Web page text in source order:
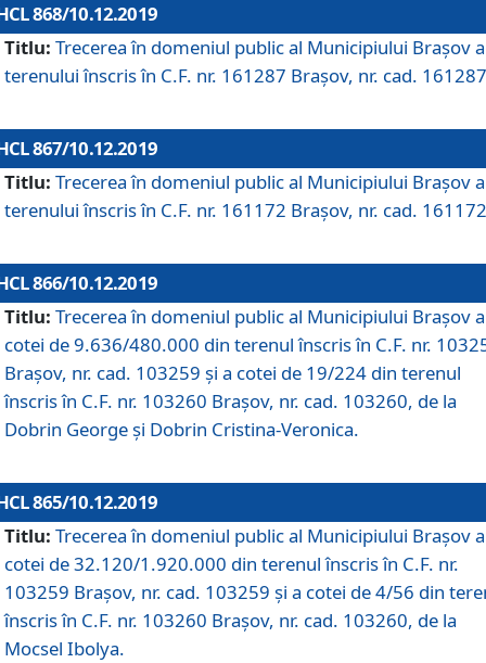
868/10.12.2019
Titlu: Trecerea în domeniul public al Municipiului Braşov a
terenului înscris în C.F. nr. 161287 Brașov, nr. cad.
867/10.12.2019
Titlu: Trecerea în domeniul public al Municipiului Braşov a
terenului înscris în C.F. nr. 161172 Brașov, nr. cad.
866/10.12.2019
Titlu: Trecerea în domeniul public al Municipiului Braşov a
cotei de 9.636/480.000 din terenul înscris în C.F. nr.
Brașov, nr. cad. 103259 și a cotei de 19/224 din terenul
înscris în C.F. nr. 103260 Brașov, nr. cad. 103260, de la
Dobrin George și Dobrin Cristina-Veronica.
865/10.12.2019
Titlu: Trecerea în domeniul public al Municipiului Braşov a
cotei de 32.120/1.920.000 din terenul înscris în C.F. nr.
103259 Brașov, nr. cad. 103259 și a cotei de 4/56 din
înscris în C.F. nr. 103260 Brașov, nr. cad. 103260, de la
Mocsel Ibolya.